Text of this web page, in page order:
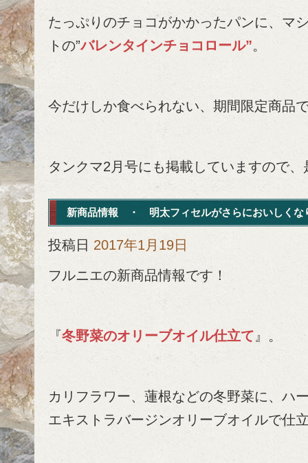
たっぷりのチョコがかかったパンに、マ
トの”バレンタインチョコロール”。
今だけしか食べられない、期間限定商品
タンクマ2月号にも掲載していますので
新商品情報 ・ 明太フィセルがさらにおいしくな
投稿日 2017年1月19日
フルニエの新商品情報です！
『冬野菜のオリーブオイル仕立て』。
カリフラワー、蓮根などの冬野菜に、ハ
エキストラバージンオリーブオイルで仕